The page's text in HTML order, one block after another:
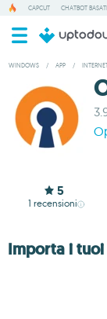
CAPCUT CHATBOT
WINDOWS / APP /
5
1 recensioni
Importa i